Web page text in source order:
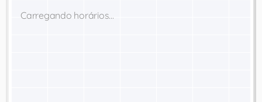
Carregando horários...